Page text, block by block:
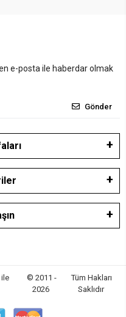
e-posta ile haberdar olmak
Gönder
ile
© 2011 -
2026
Tüm Hakları
Saklıdır